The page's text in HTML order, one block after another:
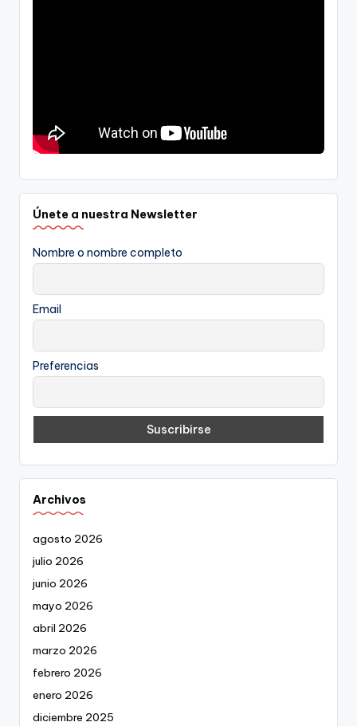
Únete a nuestra Newsletter
Nombre o nombre completo
Email
Preferencias
Archivos
agosto 2026
julio 2026
junio 2026
mayo 2026
abril 2026
marzo 2026
febrero 2026
enero 2026
diciembre 2025